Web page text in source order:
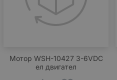
Мотор WSH-10427 3-6VDC
ел двигател